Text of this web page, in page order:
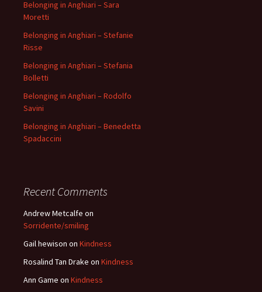
Belonging in Anghiari – Sara
Moretti
Belonging in Anghiari – Stefanie
Risse
Belonging in Anghiari – Stefania
Bolletti
Belonging in Anghiari – Rodolfo
Savini
Belonging in Anghiari – Benedetta
Spadaccini
Recent Comments
Andrew Metcalfe on
Sorridente/smiling
Gail hewison on Kindness
Rosalind Tan Drake on Kindness
Ann Game on Kindness